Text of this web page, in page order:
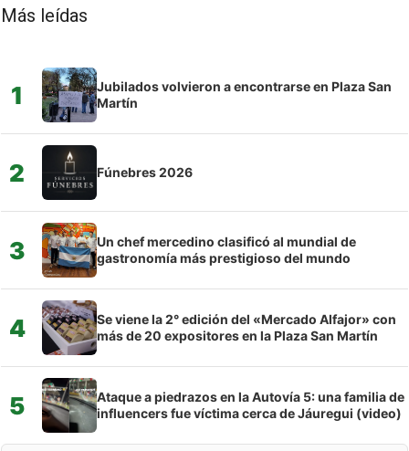
Más leídas
1
Jubilados volvieron a encontrarse en Plaza San
Martín
2 Fúnebres 2026
3
Un chef mercedino clasificó al mundial de
gastronomía más prestigioso del mundo
4
Se viene la 2° edición del «Mercado Alfajor» con
más de 20 expositores en la Plaza San Martín
5
Ataque a piedrazos en la Autovía 5: una familia de
influencers fue víctima cerca de Jáuregui (video)